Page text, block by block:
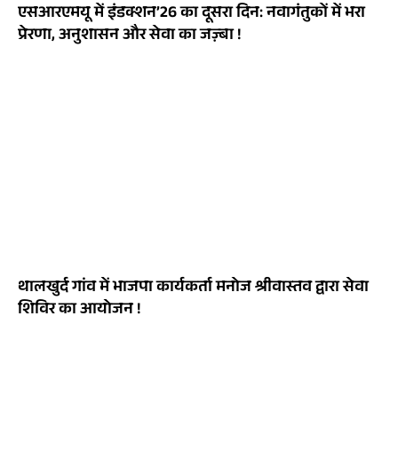
एसआरएमयू में इंडक्शन’26 का दूसरा दिन: नवागंतुकों में भरा
प्रेरणा, अनुशासन और सेवा का जज़्बा !
थालखुर्द गांव में भाजपा कार्यकर्ता मनोज श्रीवास्तव द्वारा सेवा
शिविर का आयोजन !